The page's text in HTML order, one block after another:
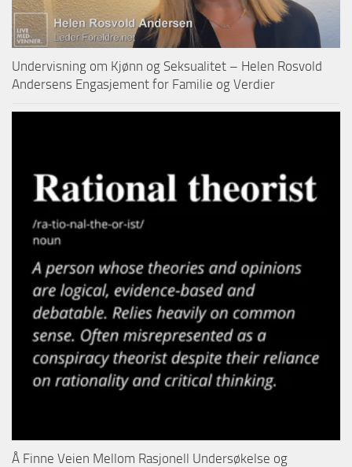
Undervisning om Kjønn og Seksualitet – Helen Rosvold
Andersens Engasjement for Familie og Verdier
Å Finne Veien Mellom Rasjonell Undersøkelse og